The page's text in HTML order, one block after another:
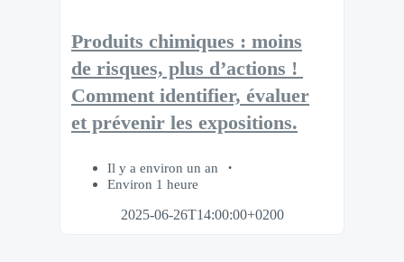
Produits chimiques : moins
de risques, plus d’actions ! ​
Comment identifier, évaluer
et prévenir les expositions.​
Il y a environ un an
Environ 1 heure
2025-06-26T14:00:00+0200